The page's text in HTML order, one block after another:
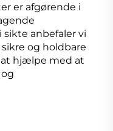
er afgørende i
anbefaler vi
og holdbare
hjælpe med at